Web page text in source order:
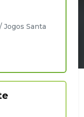
Jogos Santa